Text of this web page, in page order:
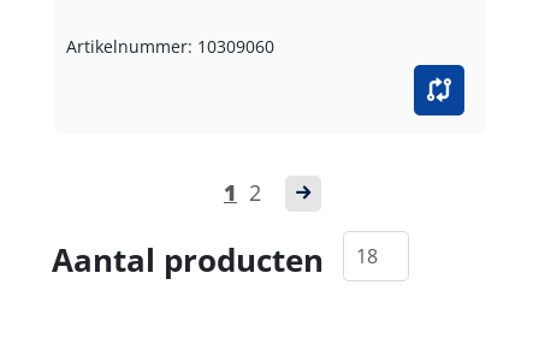
Artikelnummer: 10309060
1 2
Aantal producten